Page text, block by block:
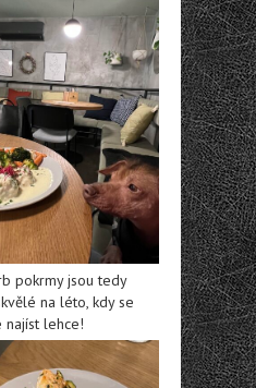
pokrmy jsou tedy
na léto, kdy se
najíst lehce!